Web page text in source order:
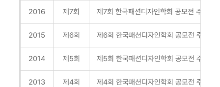
2016 제7회 제7회 한국패션디자인학회 공모전 주제: “
2015 제6회 제6회 한국패션디자인학회 공모전 주제: “
2014 제5회 제5회 한국패션디자인학회 공모전 주제:
2013 제4회 제4회 한국패션디자인학회 공모전 주제: